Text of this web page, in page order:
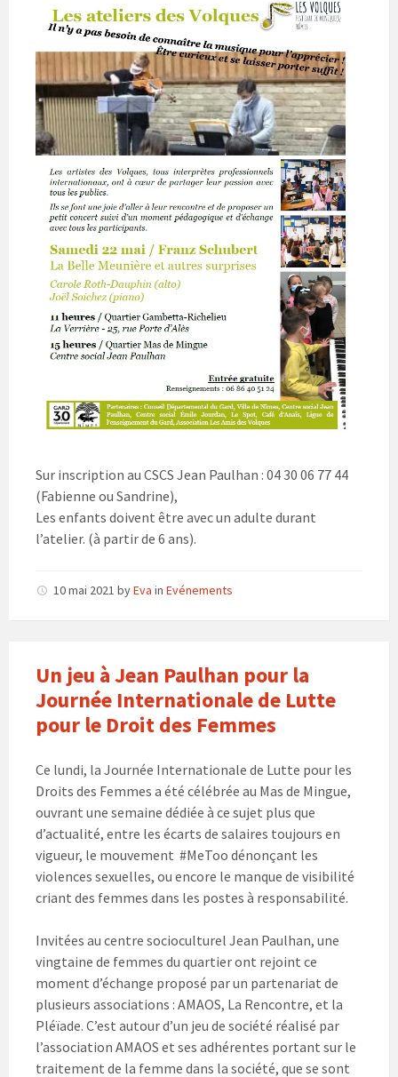
Sur inscription au CSCS Jean Paulhan : 04 30 06 77 44
(Fabienne ou Sandrine),
Les enfants doivent être avec un adulte durant
l’atelier. (à partir de 6 ans).
10 mai 2021 byEva in Evénements
Un jeu à Jean Paulhan pour la
Journée Internationale de Lutte
pour le Droit des Femmes
Ce lundi, la Journée Internationale de Lutte pour les
Droits des Femmes a été célébrée au Mas de Mingue,
ouvrant une semaine dédiée à ce sujet plus que
d’actualité, entre les écarts de salaires toujours en
vigueur, le mouvement #MeToo dénonçant les
violences sexuelles, ou encore le manque de visibilité
criant des femmes dans les postes à responsabilité.
Invitées au centre socioculturel Jean Paulhan, une
vingtaine de femmes du quartier ont rejoint ce
moment d’échange proposé par un partenariat de
plusieurs associations : AMAOS, La Rencontre, et la
Pléïade. C’est autour d’un jeu de société réalisé par
l’association AMAOS et ses adhérentes portant sur le
traitement de la femme dans la société, que se sont